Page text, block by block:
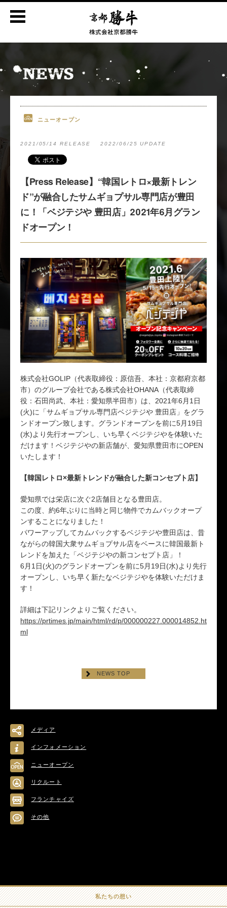
ニューオープン
2021/05/14 RELEASE 2022/06/25 UPDATE
【Press Release】“韓国レトロ×最新トレン
ド”が融合したサムギョプサル専門店が豊田
に！「ベジテジや 豊田店」2021年6月グラン
ドオープン！
株式会社GOLIP（代表取締役：原信吾、本社：京都府京都
市）のグループ会社である株式会社OHANA（代表取締
役：石田尚武、本社：愛知県半田市）は、2021年6月1日
(火)に「サムギョプサル専門店ベジテジや 豊田店」をグラ
ンドオープン致します。グランドオープンを前に5月19日
(水)より先行オープンし、いち早くベジテジやを体験いた
だけます！ベジテジやの新店舗が、愛知県豊田市にOPEN
いたします！
【韓国レトロ×最新トレンドが融合した新コンセプト店】
愛知県では栄店に次ぐ2店舗目となる豊田店。
この度、約6年ぶりに当時と同じ物件でカムバックオープ
ンすることになりました！
パワーアップしてカムバックするベジテジや豊田店は、昔
ながらの韓国大衆サムギョプサル店をベースに韓国最新ト
レンドを加えた「ベジテジやの新コンセプト店」！
6月1日(火)のグランドオープンを前に5月19日(水)より先行
オープンし、いち早く新たなベジテジやを体験いただけま
す！
詳細は下記リンクよりご覧ください。
https://prtimes.jp/main/html/rd/p/000000227.000014852.ht
ml
NEWS TOP
メディア
インフォメーション
ニューオープン
リクルート
フランチャイズ
その他
私たちの想い